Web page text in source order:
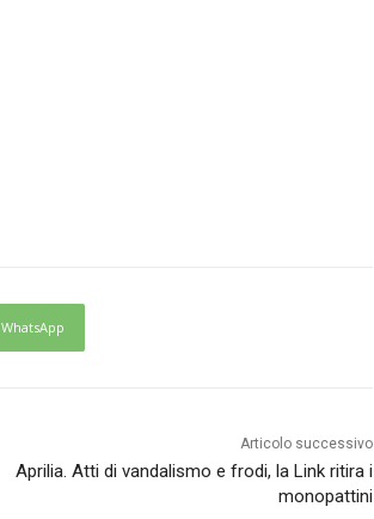
WhatsApp
Articolo successivo
Aprilia. Atti di vandalismo e frodi, la Link ritira i
monopattini